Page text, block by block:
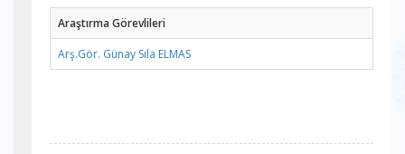
Araştırma Görevlileri
Arş.Gör. Günay Sıla ELMAS